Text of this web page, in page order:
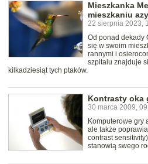
Mieszkanka
mieszkaniu
22 sierpnia 2023,
Od ponad dekady
się w swoim
rannymi i
szpitalu znajduje
kilkadziesiąt tych ptaków.
Kontrasty oka
30 marca 2009,
Komputerowe gry
ale także
contrast
stanowią swego